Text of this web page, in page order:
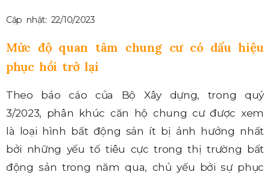
Cập nhật: 22/10/2023
Mức độ quan tâm chung cư có dấu hiệu
phục hồi trở lại
Theo báo cáo của Bộ Xây dựng, trong quý
3/2023, phân khúc căn hộ chung cư được xem
là loại hình bất động sản ít bị ảnh hưởng nhất
bởi những yếu tố tiêu cực trong thị trường bất
động sản trong năm qua, chủ yếu bởi sự phục